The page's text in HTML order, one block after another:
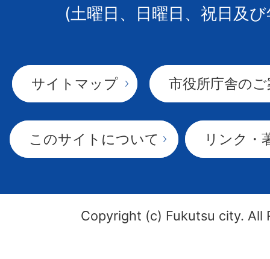
(土曜日、日曜日、祝日及
サイトマップ 市役所庁舎の
このサイトについて リンク・
Copyright (c) Fukutsu city. All